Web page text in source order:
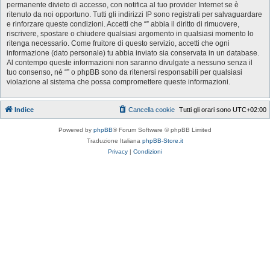
permanente divieto di accesso, con notifica al tuo provider Internet se è
ritenuto da noi opportuno. Tutti gli indirizzi IP sono registrati per salvaguardare
e rinforzare queste condizioni. Accetti che “” abbia il diritto di rimuovere,
riscrivere, spostare o chiudere qualsiasi argomento in qualsiasi momento lo
ritenga necessario. Come fruitore di questo servizio, accetti che ogni
informazione (dato personale) tu abbia inviato sia conservata in un database.
Al contempo queste informazioni non saranno divulgate a nessuno senza il
tuo consenso, né “” o phpBB sono da ritenersi responsabili per qualsiasi
violazione al sistema che possa compromettere queste informazioni.
Indice Tutti gli orari sono UTC+02:00
Cancella cookie
Powered by phpBB® Forum Software © phpBB Limited
Traduzione Italiana phpBB-Store.it
Privacy | Condizioni